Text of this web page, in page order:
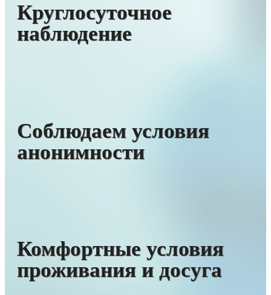
Круглосуточное
наблюдение
Соблюдаем условия
анонимности
Комфортные условия
проживания и досуга